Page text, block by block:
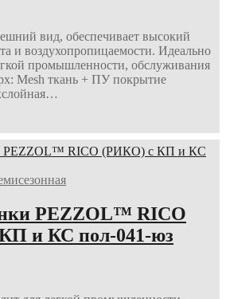
вид, обеспечивает высокий
и воздухопропицаемости. Идеально
промышленности, обслуживания
Mesh ткань + ПУ покрытие
PEZZOL™ RICO
и КС пол-041-юз